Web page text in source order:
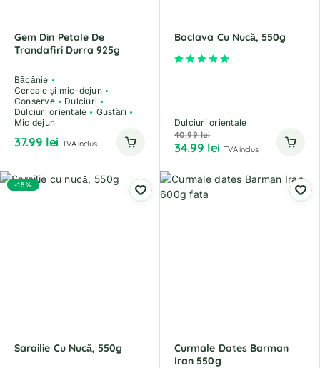
Gem Din Petale De
Trandafiri Durra 925g
Băcănie
Cereale și mic-dejun
Conserve
Dulciuri
Dulciuri orientale
Gustări
Mic dejun
37.99 lei TVA inclus
Baclava Cu Nucă, 550g
Dulciuri orientale
40.99lei
34.99 lei TVA inclus
-15%
Sarailie Cu Nucă, 550g
Curmale Dates Barman
Iran 550g